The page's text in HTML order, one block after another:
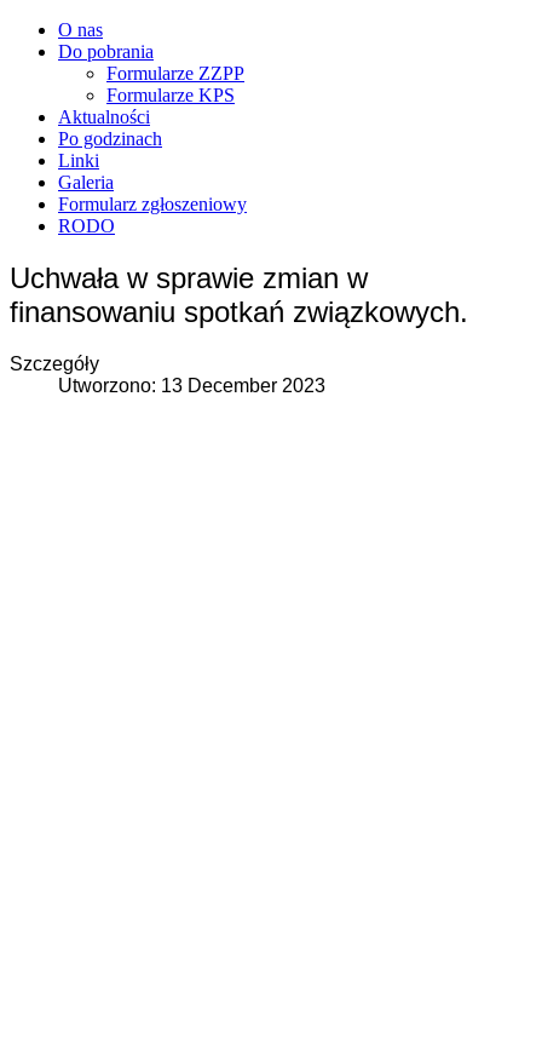
O nas
Do pobrania
Formularze ZZPP
Formularze KPS
Aktualności
Po godzinach
Linki
Galeria
Formularz zgłoszeniowy
RODO
Uchwała w sprawie zmian w
finansowaniu spotkań związkowych.
Szczegóły
Utworzono: 13 December 2023